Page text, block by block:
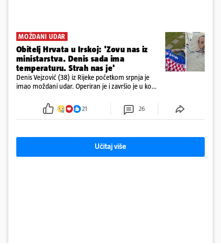
MOŽDANI UDAR
Obitelj Hrvata u Irskoj: 'Zovu nas iz
ministarstva. Denis sada ima
temperaturu. Strah nas je'
Denis Vejzović (38) iz Rijeke početkom srpnja je
imao moždani udar. Operiran je i završio je u komi.
tamošnji liječnici ne vjeruju u oporavak: 'Imamo
21 26
Učitaj više